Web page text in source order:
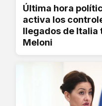
Última hora
activa los
llegados de Italia
Meloni